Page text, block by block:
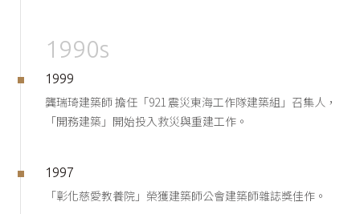
1990s
1999
龔瑞琦建築師 擔任「921 震災東海工作隊建築組」召集人，
「開務建築」開始投入救災與重建工作。
1997
「彰化慈愛教養院」榮獲建築師公會建築師雜誌獎佳作。